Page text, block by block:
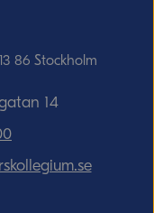
86 Stockholm
14